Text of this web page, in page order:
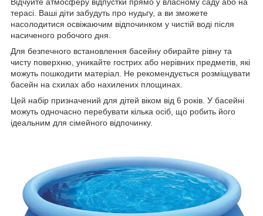
терасі. Ваші діти забудуть про нудьгу, а ви зможете
насолодитися освіжаючим відпочинком у чистій воді після
насиченого робочого дня.
Для безпечного встановлення басейну обирайте рівну та
чисту поверхню, уникайте гострих або нерівних предметів, які
можуть пошкодити матеріал. Не рекомендується розміщувати
басейн на схилах або нахилених площинах.
Цей набір призначений для дітей віком від 6 років. У басейні
можуть одночасно перебувати кілька осіб, що робить його
ідеальним для сімейного відпочинку.